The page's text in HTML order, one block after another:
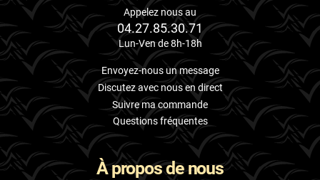
Appelez nous au
04.27.85.30.71
Lun-Ven de 8h-18h
Envoyez-nous un message
Discutez avec nous en direct
Suivre ma commande
Questions fréquentes
À propos de nous